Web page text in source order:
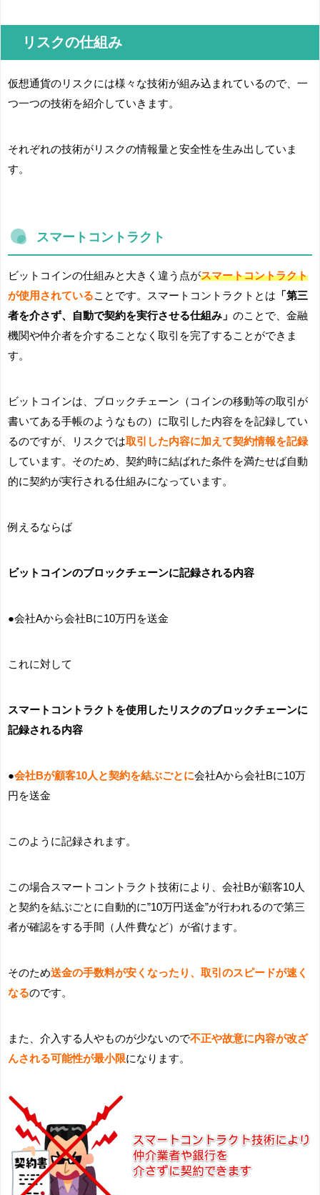
リスクの仕組み
仮想通貨のリスクには様々な技術が組み込まれているので、一
つ一つの技術を紹介していきます。
それぞれの技術がリスクの情報量と安全性を生み出していま
す。
スマートコントラクト
ビットコインの仕組みと大きく違う点がスマートコントラクト
が使用されている ことです。スマートコントラクトとは 「第三
者を介さず、自動で契約を実行させる仕組み」 のことで、金融
機関や仲介者を介することなく取引を完了することができま
す。
ビットコインは、ブロックチェーン（コインの移動等の取引が
書いてある手帳のようなもの）に取引した内容をを記録してい
るのですが、リスクでは取引した内容に加えて契約情報を記録
しています。そのため、契約時に結ばれた条件を満たせば自動
的に契約が実行される仕組みになっています。
例えるならば
ビットコインのブロックチェーンに記録される内容
●会社Aから会社Bに10万円を送金
これに対して
スマートコントラクトを使用したリスクのブロックチェーンに
記録される内容
●会社Bが顧客10人と契約を結ぶごとに会社Aから会社Bに10万
円を送金
このように記録されます。
この場合スマートコントラクト技術により、会社Bが顧客10人
と契約を結ぶごとに自動的に”10万円送金”が行われるので第三
者が確認をする手間（人件費など）が省けます。
そのため送金の手数料が安くなったり、取引のスピードが速く
なるのです。
また、介入する人やものが少ないので不正や故意に内容が改ざ
んされる可能性が最小限になります。